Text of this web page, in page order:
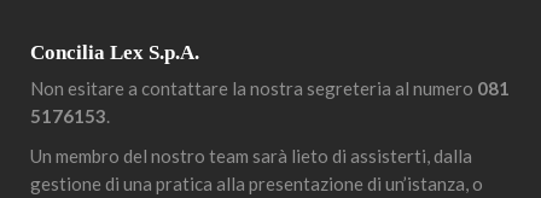
Concilia Lex S.p.A.
Non esitare a contattare la nostra segreteria al numero 081
5176153
Un membro del nostro team sarà lieto di assisterti, dalla
gestione di una pratica alla presentazione di un’istanza, o